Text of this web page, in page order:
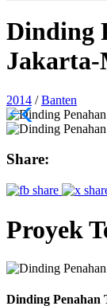
Dinding
2014 /Banten
Share:
Proyek
Dinding Penahan